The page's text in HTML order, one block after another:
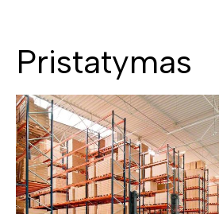
Pristatymas